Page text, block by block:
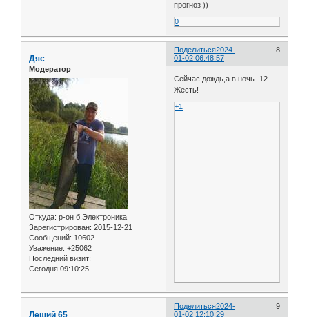
прогноз ))
0
Поделиться 8
2024-
01-02 06:48:57
Дяс
Модератор
Откуда: р-он б.Электроника
Зарегистрирован: 2015-12-21
Сообщений: 10602
Уважение: +25062
Последний визит:
Сегодня 09:10:25
Сейчас дождь,а в ночь -12.
Жесть!
+1
Поделиться 9
2024-
01-02 12:10:29
Леший 65